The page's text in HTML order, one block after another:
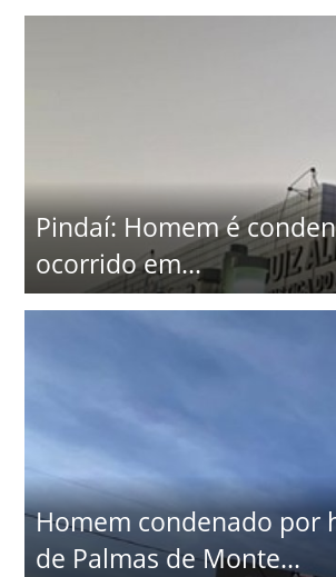
Pindaí: Homem é
ocorrido em...
Homem condenado por
de Palmas de Monte...